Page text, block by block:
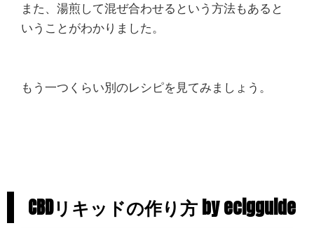
また、湯煎して混ぜ合わせるという方法もあると
いうことがわかりました。
もう一つくらい別のレシピを見てみましょう。
CBDリキッドの作り方 by ecigguide